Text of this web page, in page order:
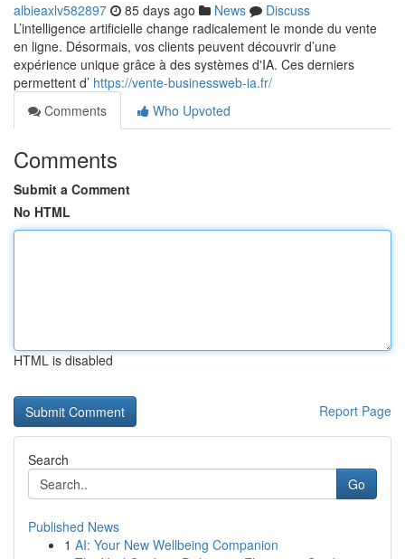
albieaxlv582897 85 days ago News
Discuss
L’intelligence artificielle change radicalement le monde du vente
en ligne. Désormais, vos clients peuvent découvrir d’une
expérience unique grâce à des systèmes d'IA. Ces derniers
permettent d’ https://vente-businessweb-ia.fr/
Comments
Who Upvoted
Comments
Submit a Comment
No HTML
HTML is disabled
Report Page
Search
Go
Published News
1 AI: Your New Wellbeing Companion